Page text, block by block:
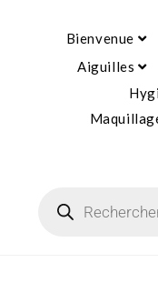
Bienvenue
Aiguilles